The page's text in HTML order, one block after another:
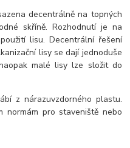
decentrálně na topných
skříně. Rozhodnutí je na
lisu. Decentrální řešení
lisy se dají jednoduše
malé lisy lze složit do
z nárazuvzdorného plastu.
normám pro staveniště nebo